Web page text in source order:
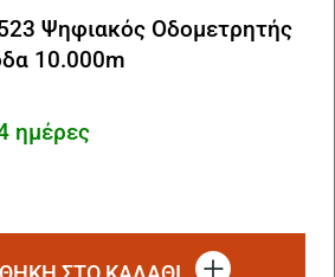
Ψηφιακός Οδομετρητής
10.000m
ημέρες